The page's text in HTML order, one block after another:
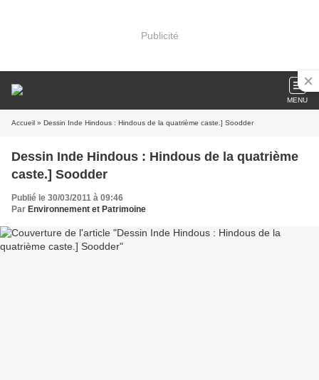
Publicité
MENU
Accueil » Dessin Inde Hindous : Hindous de la quatrième caste.] Soodder
Dessin Inde Hindous : Hindous de la quatrième
caste.] Soodder
Publié le 30/03/2011 à 09:46
Par Environnement et Patrimoine